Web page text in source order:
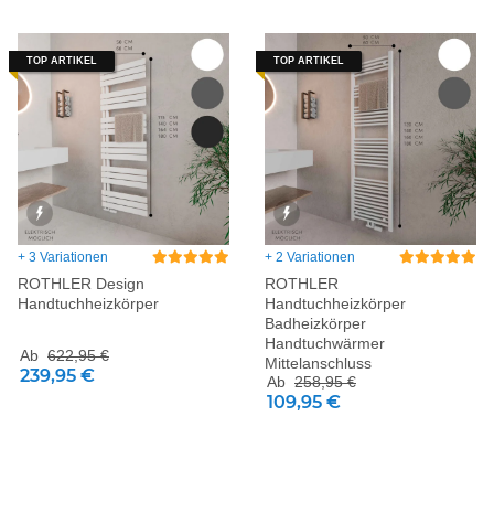
TOP ARTIKEL
+ 3 Variationen
ROTHLER Design
Handtuchheizkörper
Ab 622,95 €
239,95 €
TOP ARTIKEL
+ 2 Variationen
ROTHLER
Handtuchheizkörper
Badheizkörper
Handtuchwärmer
Mittelanschluss
Ab 258,95 €
109,95 €